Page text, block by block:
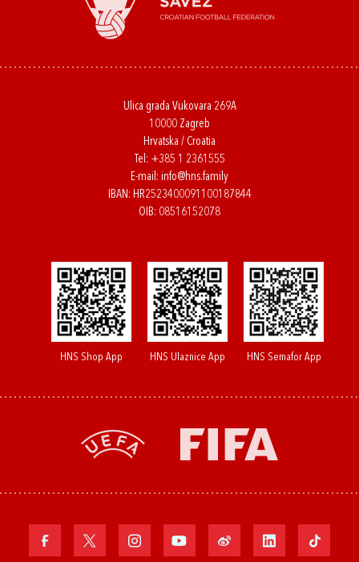
Ulica grada Vukovara 269A
10000 Zagreb
Hrvatska / Croatia
Tel: +385 1 2361555
E-mail: info@hns.family
IBAN: HR2523400091100187844
OIB: 08516152078
HNS Shop App HNS Ulaznice App HNS Semafor App